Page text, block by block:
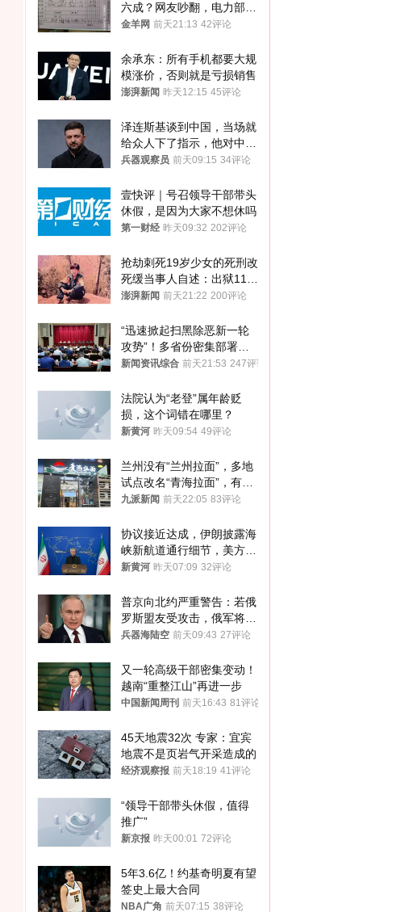
六成？网友吵翻，电力部门
回应→
金羊网 前天21:13 42评论
余承东：所有手机都要大规
模涨价，否则就是亏损销售
澎湃新闻 昨天12:15 45评论
泽连斯基谈到中国，当场就
给众人下了指示，他对中国
和中乌关系，显然又有了新
兵器观察员 前天09:15 34评论
壹快评｜号召领导干部带头
休假，是因为大家不想休吗
第一财经 昨天09:32 202评论
抢劫刺死19岁少女的死刑改
死缓当事人自述：出狱11年
间始终刻意躲避被害人家属
澎湃新闻 前天21:22 200评论
“迅速掀起扫黑除恶新一轮
攻势”！多省份密集部署，
公布举报方式
新闻资讯综合 前天21:53 247评论
法院认为“老登”属年龄贬
损，这个词错在哪里？
新黄河 昨天09:54 49评论
兰州没有“兰州拉面”，多地
试点改名“青海拉面”，有商
家改名已两年
九派新闻 前天22:05 83评论
协议接近达成，伊朗披露海
峡新航道通行细节，美方再
提“倒计时”
新黄河 昨天07:09 32评论
普京向北约严重警告：若俄
罗斯盟友受攻击，俄军将动
用核武器保护
兵器海陆空 前天09:43 27评论
又一轮高级干部密集变动！
越南“重整江山”再进一步
中国新闻周刊 前天16:43 81评论
45天地震32次 专家：宜宾
地震不是页岩气开采造成的
经济观察报 前天18:19 41评论
“领导干部带头休假，值得
推广”
新京报 昨天00:01 72评论
5年3.6亿！约基奇明夏有望
签史上最大合同
NBA广角 前天07:15 38评论